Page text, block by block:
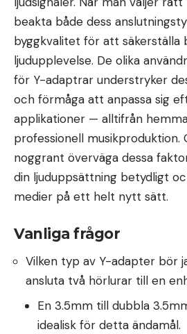
beakta både dess
byggkvalitet för att säkerställa
ljudupplevelse. De olika
för Y-adaptrar understryker
och förmåga att anpassa sig
applikationer — alltifrån
professionell musikproduktion.
noggrant överväga dessa
din ljuduppsättning betydligt
medier på ett helt nytt sätt.
Vanliga frågor
Vilken typ av Y-adapter bör
ansluta två hörlurar till en
En 3.5mm till dubbla
idealisk för detta ändamål.